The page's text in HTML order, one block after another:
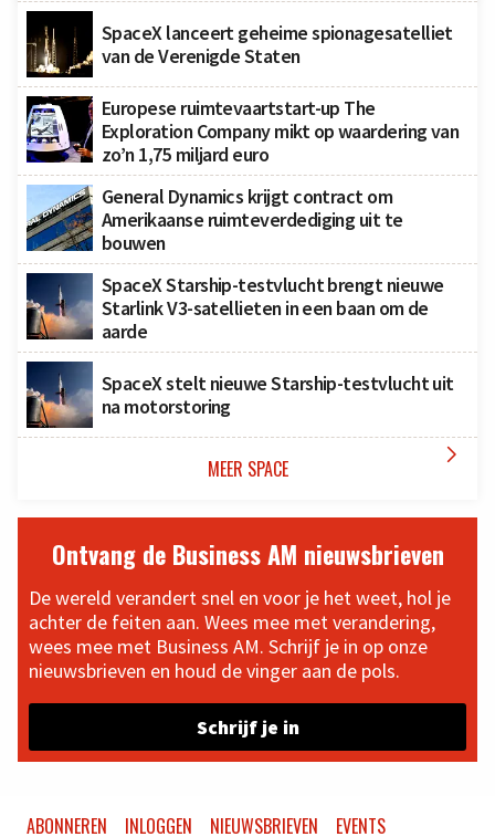
SpaceX lanceert geheime spionagesatelliet
van de Verenigde Staten
Europese ruimtevaartstart-up The
Exploration Company mikt op waardering van
zo’n 1,75 miljard euro
General Dynamics krijgt contract om
Amerikaanse ruimteverdediging uit te
bouwen
SpaceX Starship-testvlucht brengt nieuwe
Starlink V3-satellieten in een baan om de
aarde
SpaceX stelt nieuwe Starship-testvlucht uit
na motorstoring
MEER SPACE 
Ontvang de Business AM nieuwsbrieven
De wereld verandert snel en voor je het weet, hol je
achter de feiten aan. Wees mee met verandering,
wees mee met Business AM. Schrijf je in op onze
nieuwsbrieven en houd de vinger aan de pols.
Schrijf je in
ABONNEREN INLOGGEN NIEUWSBRIEVEN EVENTS